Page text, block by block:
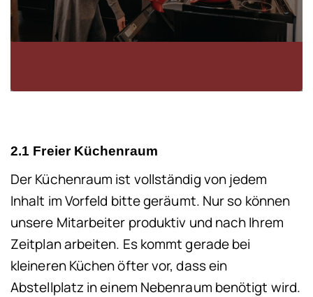
2.1 Freier Küchenraum
Der Küchenraum ist vollständig von jedem
Inhalt im Vorfeld bitte geräumt. Nur so können
unsere Mitarbeiter produktiv und nach Ihrem
Zeitplan arbeiten. Es kommt gerade bei
kleineren Küchen öfter vor, dass ein
Abstellplatz in einem Nebenraum benötigt wird.